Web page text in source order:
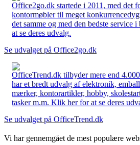
Office2go.dk startede i 2011, med det
kontormøbler til meget
det samme og med den bedste service
at se deres udvalg.
Se udvalget på Office2go.dk
OfficeTrend.dk tilbyder mere end
har et bredt udvalg af elektronik,
mærker, kontorartikler, hobby,
tasker m.m. Klik her for at se deres
Se udvalget på OfficeTrend.dk
Vi har gennemgået de mest populære